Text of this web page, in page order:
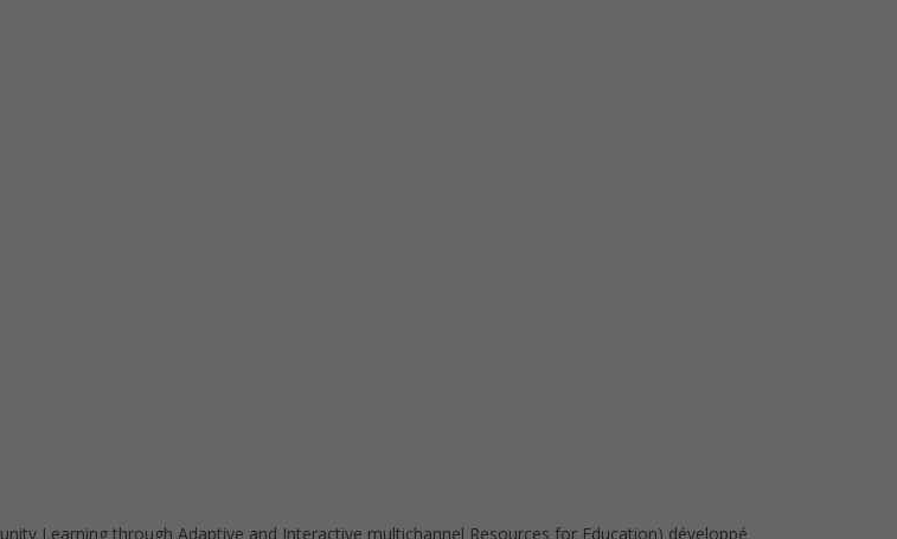
Learning through Adaptive and Interactive multichannel Resources for Education) développé